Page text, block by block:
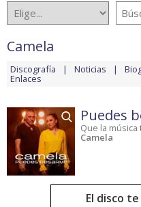
Camela
Discografía Noticias
Enlaces
Puedes
Que la
Camela
El disco